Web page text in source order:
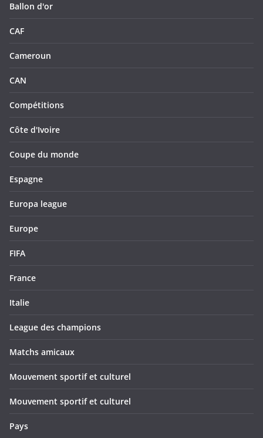
Ballon d'or
CAF
Cameroun
CAN
Compétitions
Côte d'Ivoire
Coupe du monde
Espagne
Europa league
Europe
FIFA
France
Italie
League des champions
Matchs amicaux
Mouvement sportif et culturel
Mouvement sportif et culturel
Pays